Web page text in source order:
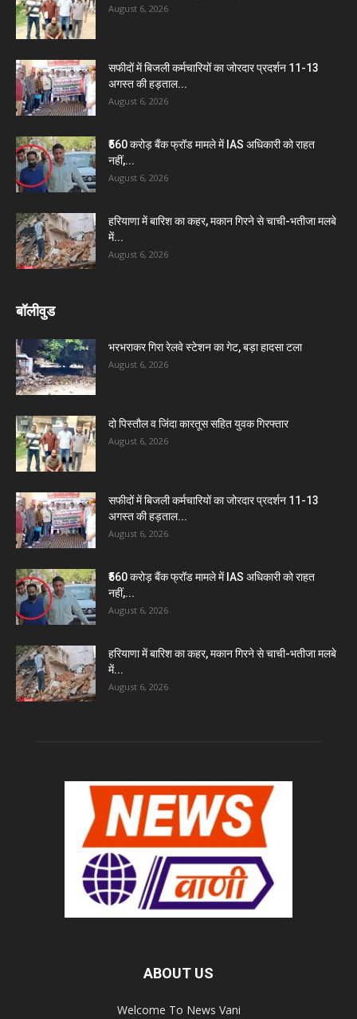
August 6, 2026
सफीदों में बिजली कर्मचारियों का जोरदार प्रदर्शन 11-13
अगस्त की हड़ताल...
August 6, 2026
₹560 करोड़ बैंक फ्रॉड मामले में IAS अधिकारी को राहत
नहीं,...
August 6, 2026
हरियाणा में बारिश का कहर, मकान गिरने से चाची-भतीजा मलबे
में...
August 6, 2026
बॉलीवुड
भरभराकर गिरा रेलवे स्टेशन का गेट, बड़ा हादसा टला
August 6, 2026
दो पिस्तौल व जिंदा कारतूस सहित युवक गिरफ्तार
August 6, 2026
सफीदों में बिजली कर्मचारियों का जोरदार प्रदर्शन 11-13
अगस्त की हड़ताल...
August 6, 2026
₹560 करोड़ बैंक फ्रॉड मामले में IAS अधिकारी को राहत
नहीं,...
August 6, 2026
हरियाणा में बारिश का कहर, मकान गिरने से चाची-भतीजा मलबे
में...
August 6, 2026
ABOUT US
Welcome To News Vani